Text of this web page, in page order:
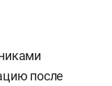
после